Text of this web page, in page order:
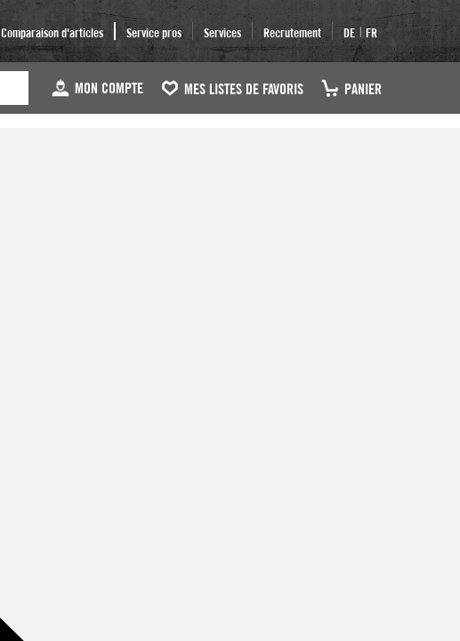
Comparaison d'articles Service pros Services Recrutement DE | FR
MON COMPTE MES LISTES DE FAVORIS PANIER